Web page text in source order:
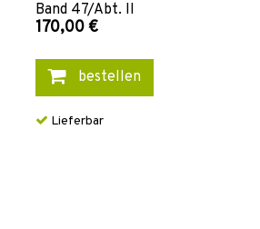
Band 47/Abt. II
170,00 €
bestellen
Lieferbar